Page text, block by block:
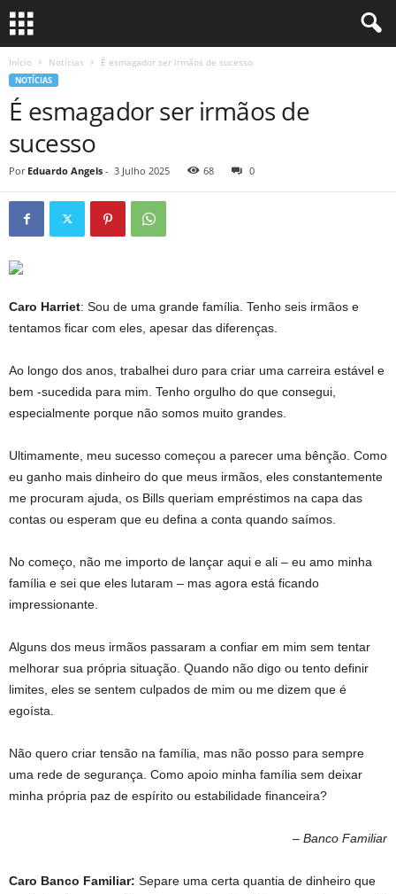
Início Notícias É esmagador ser irmãos de sucesso
NOTÍCIAS
É esmagador ser irmãos de
sucesso
Por Eduardo Angels - 3 Julho 2025 68 0
Caro Harriet: Sou de uma grande família. Tenho seis irmãos e
tentamos ficar com eles, apesar das diferenças.
Ao longo dos anos, trabalhei duro para criar uma carreira estável e
bem -sucedida para mim. Tenho orgulho do que consegui,
especialmente porque não somos muito grandes.
Ultimamente, meu sucesso começou a parecer uma bênção. Como
eu ganho mais dinheiro do que meus irmãos, eles constantemente
me procuram ajuda, os Bills queriam empréstimos na capa das
contas ou esperam que eu defina a conta quando saímos.
No começo, não me importo de lançar aqui e ali – eu amo minha
família e sei que eles lutaram – mas agora está ficando
impressionante.
Alguns dos meus irmãos passaram a confiar em mim sem tentar
melhorar sua própria situação. Quando não digo ou tento definir
limites, eles se sentem culpados de mim ou me dizem que é
egoísta.
Não quero criar tensão na família, mas não posso para sempre
uma rede de segurança. Como apoio minha família sem deixar
minha própria paz de espírito ou estabilidade financeira?
– Banco Familiar
Caro Banco Familiar: Separe uma certa quantia de dinheiro que